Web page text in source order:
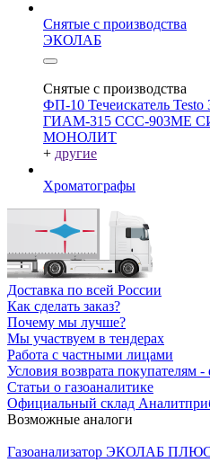
Снятые с производства
ЭКОЛАБ
Снятые с производства
ФП-10 Течеискатель Testo
ГИАМ-315 ССС-903МЕ
МОНОЛИТ
+ другие
Хроматографы
Доставка по всей России
Как сделать заказ?
Почему мы лучше?
Мы участвуем в тендерах
Работа с частными лицами
Условия возврата покупателям
Статьи о газоаналитике
Официальный склад
Возможные аналоги
Газоанализатор ЭКОЛАБ